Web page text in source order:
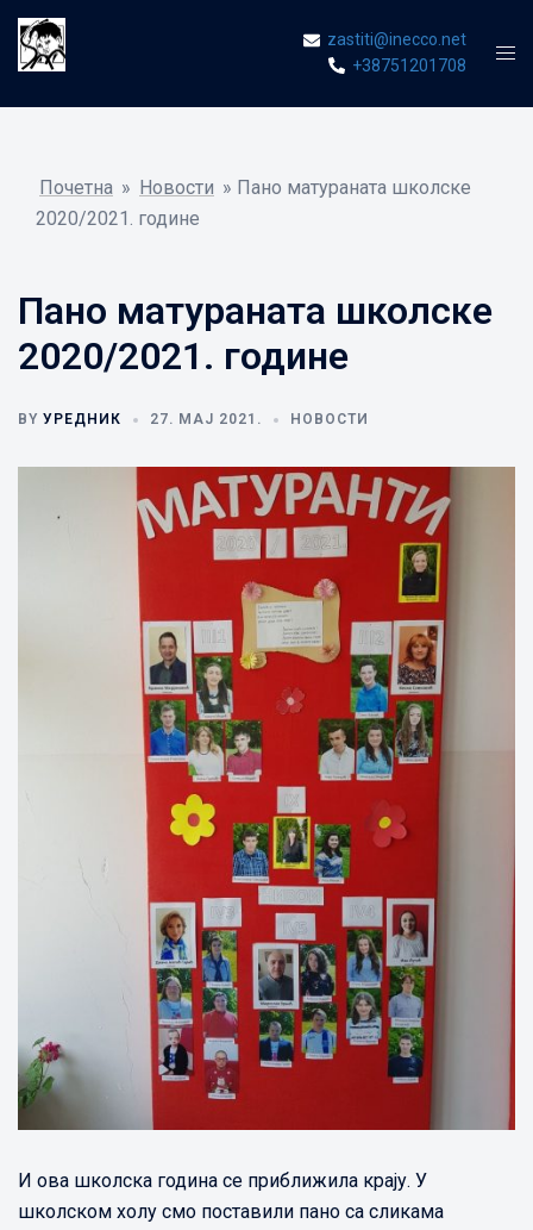
Skip
content
zastiti@inecco.net
+38751201708
Почетна » Новости » Пано матураната школске
2020/2021. године
Пано матураната школске
2020/2021. године
BY УРЕДНИК 27. МАЈ 2021. НОВОСТИ
И ова школска година се приближила крају. У
школском холу смо поставили пано са сликама